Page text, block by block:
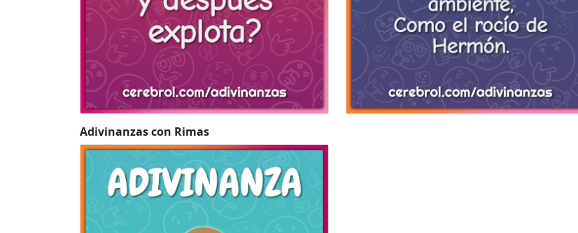
Adivinanzas con Rimas